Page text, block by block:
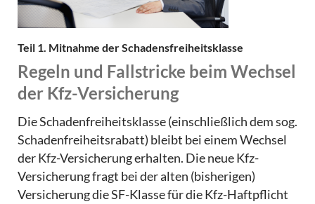
Teil 1. Mitnahme der Schadensfreiheitsklasse
Regeln und Fallstricke beim Wechsel
der Kfz-Versicherung
Die Schadenfreiheitsklasse (einschließlich dem sog.
Schadenfreiheitsrabatt) bleibt bei einem Wechsel
der Kfz-Versicherung erhalten. Die neue Kfz-
Versicherung fragt bei der alten (bisherigen)
Versicherung die SF-Klasse für die Kfz-Haftpflicht